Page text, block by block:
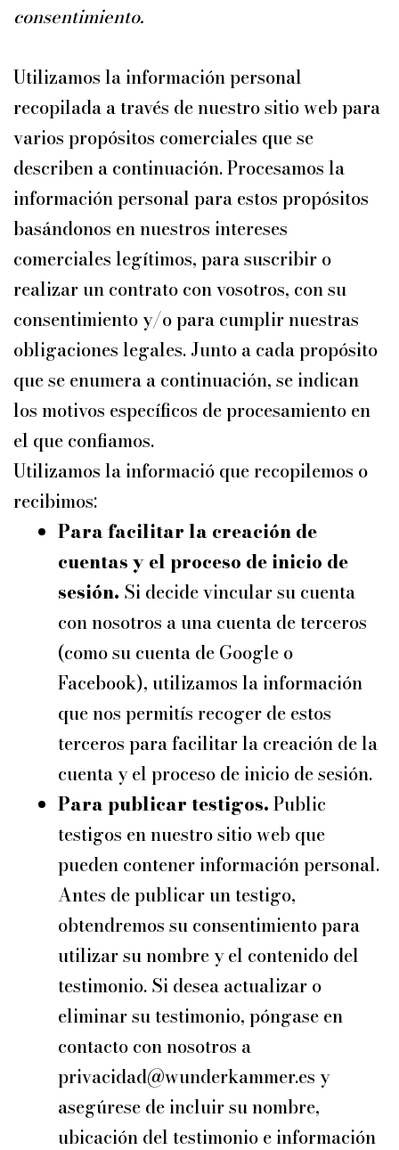
consentimiento.
Utilizamos la información personal
recopilada a través de nuestro sitio web para
varios propósitos comerciales que se
describen a continuación. Procesamos la
información personal para estos propósitos
basándonos en nuestros intereses
comerciales legítimos, para suscribir o
realizar un contrato con vosotros, con su
consentimiento y/o para cumplir nuestras
obligaciones legales. Junto a cada propósito
que se enumera a continuación, se indican
los motivos específicos de procesamiento en
el que confiamos.
Utilizamos la informació que recopilemos o
recibimos:
Para facilitar la creación de
cuentas y el proceso de inicio de
sesión. Si decide vincular su cuenta
con nosotros a una cuenta de terceros
(como su cuenta de Google o
Facebook), utilizamos la información
que nos permitís recoger de estos
terceros para facilitar la creación de la
cuenta y el proceso de inicio de sesión.
Para publicar testigos.Public
testigos en nuestro sitio web que
pueden contener información personal.
Antes de publicar un testigo,
obtendremos su consentimiento para
utilizar su nombre y el contenido del
testimonio. Si desea actualizar o
eliminar su testimonio, póngase en
contacto con nosotros a
privacidad@wunderkammer.es y
asegúrese de incluir su nombre,
ubicación del testimonio e información